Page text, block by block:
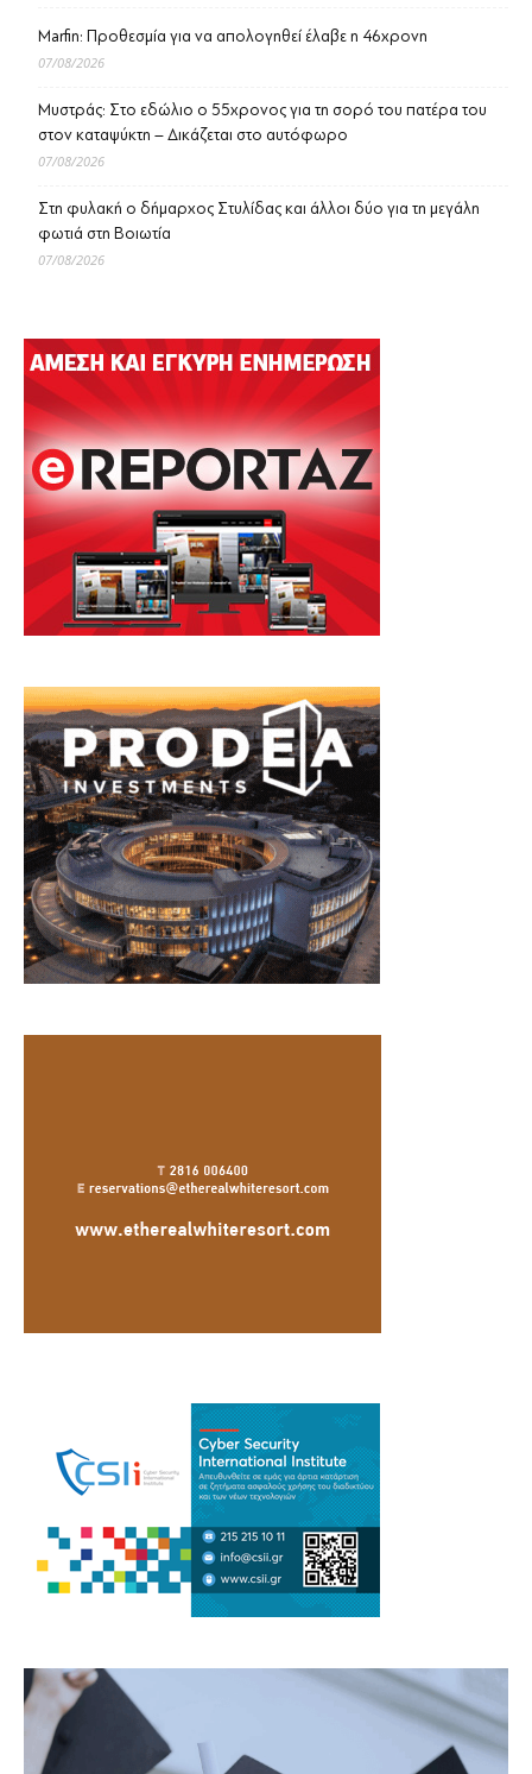
Marfin: Προθεσμία για να απολογηθεί έλαβε η 46χρονη
07/08/2026
Μυστράς: Στο εδώλιο ο 55χρονος για τη σορό του πατέρα του
στον καταψύκτη – Δικάζεται στο αυτόφωρο
07/08/2026
Στη φυλακή ο δήμαρχος Στυλίδας και άλλοι δύο για τη μεγάλη
φωτιά στη Βοιωτία
07/08/2026